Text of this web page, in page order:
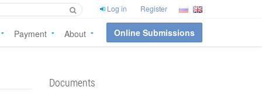
Log in Register
Payment About Online Submissions
Documents